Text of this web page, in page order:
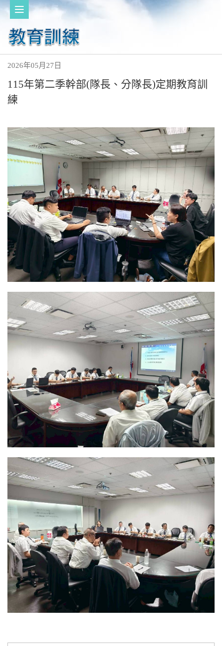
2026年05月27日
115年第二季幹部(隊長、分隊長)定期教育訓
練